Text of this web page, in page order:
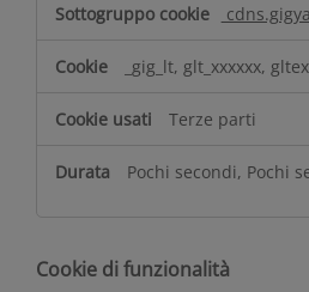
_gig_lt, glt_xxxxxx,
Terze parti
Pochi secondi, Pochi
Cookie di funzionalità